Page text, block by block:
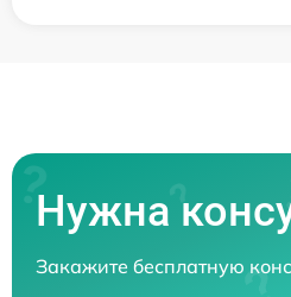
Нужна
Закажите бесплатную